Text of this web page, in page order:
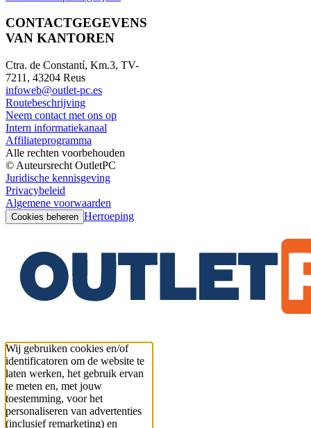
CONTACTGEGEVENS
VAN KANTOREN
Ctra. de Constantí, Km.3, TV-
7211, 43204 Reus
infoweb@outlet-pc.es
Routebeschrijving
Neem contact met ons op
Intern informatiekanaal
Affiliateprogramma
Alle rechten voorbehouden
© Auteursrecht OutletPC
Juridische kennisgeving
Privacybeleid
Algemene voorwaarden
Cookies beheren Herroeping
Wij gebruiken cookies en/of
identificatoren om de website te
laten werken, het gebruik ervan
te meten en, met jouw
toestemming, voor het
personaliseren van advertenties
(inclusief remarketing) en